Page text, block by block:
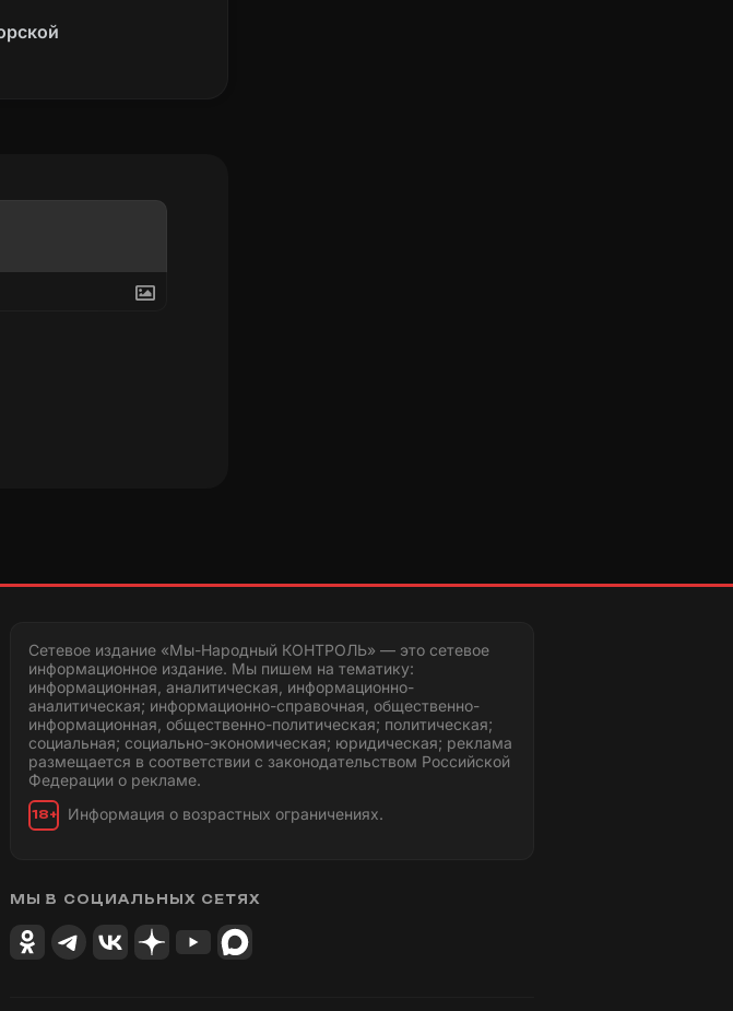
Сетевое издание «Мы-Народный КОНТРОЛЬ» — это сетевое
информационное издание. Мы пишем на тематику:
информационная, аналитическая, информационно-
аналитическая; информационно-справочная, общественно-
информационная, общественно-политическая; политическая;
социальная; социально-экономическая; юридическая; реклама
размещается в соответствии с законодательством Российской
Федерации о рекламе.
18+ Информация о возрастных ограничениях.
МЫ В СОЦИАЛЬНЫХ СЕТЯХ